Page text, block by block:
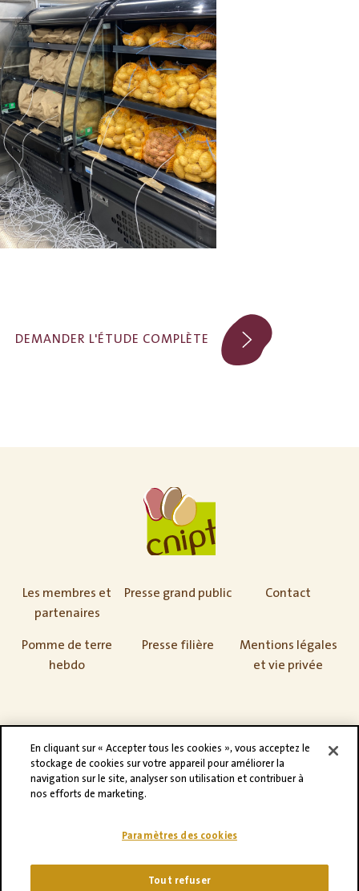
DEMANDER L'ÉTUDE COMPLÈTE
Les membres et
partenaires
Presse grand public Contact
Pomme de terre
hebdo
Presse filière
Mentions légales
et vie privée
Adveris
En cliquant sur « Accepter tous les cookies », vous acceptez le
stockage de cookies sur votre appareil pour améliorer la
navigation sur le site, analyser son utilisation et contribuer à
nos efforts de marketing.
Paramètres des cookies
Tout refuser